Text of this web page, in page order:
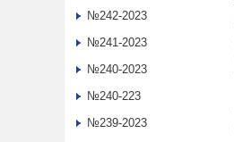
№242-2023
№241-2023
№240-2023
№240-223
№239-2023